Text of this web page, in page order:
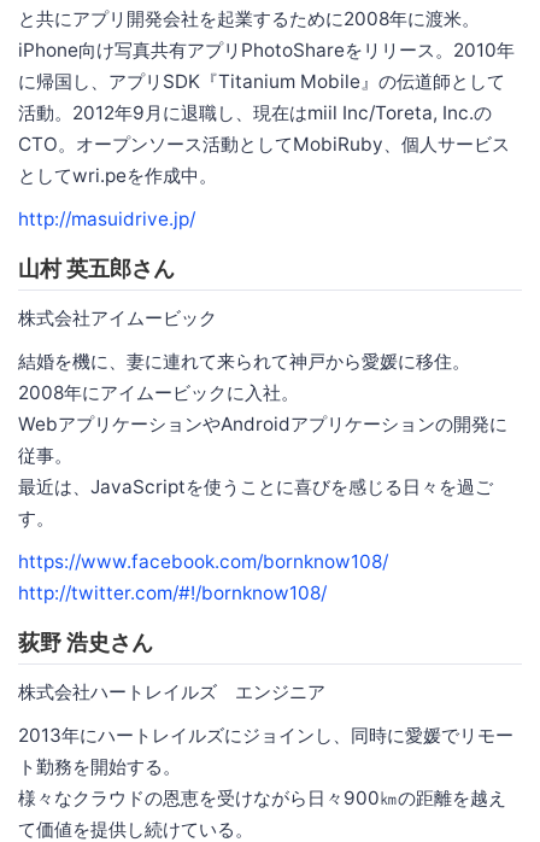
と共にアプリ開発会社を起業するために2008年に渡米。
iPhone向け写真共有アプリPhotoShareをリリース。2010年
に帰国し、アプリSDK『Titanium Mobile』の伝道師として
活動。2012年9月に退職し、現在はmiil Inc/Toreta, Inc.の
CTO。オープンソース活動としてMobiRuby、個人サービス
としてwri.peを作成中。
http://masuidrive.jp/
山村 英五郎さん
株式会社アイムービック
結婚を機に、妻に連れて来られて神戸から愛媛に移住。
2008年にアイムービックに入社。
WebアプリケーションやAndroidアプリケーションの開発に
従事。
最近は、JavaScriptを使うことに喜びを感じる日々を過ご
す。
https://www.facebook.com/bornknow108/
http://twitter.com/#!/bornknow108/
荻野 浩史さん
株式会社ハートレイルズ エンジニア
2013年にハートレイルズにジョインし、同時に愛媛でリモー
ト勤務を開始する。
様々なクラウドの恩恵を受けながら日々900㎞の距離を越え
て価値を提供し続けている。